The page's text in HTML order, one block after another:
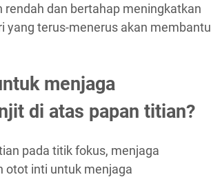
dan bertahap meningkatkan
yang terus-menerus akan membantu
menjaga
di atas papan titian?
pada titik fokus, menjaga
otot inti untuk menjaga